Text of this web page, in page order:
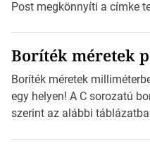
Post megkönnyíti a címke
igazán foroghatnak a
zajlik a saját címke
Válasszon méretet és
méretét. Akár néhány […]
Boríték méretek
Boríték méretek
egy helyen! A C sorozatú
szerint az alábbi